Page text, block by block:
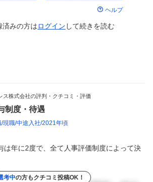
ヘルプ
済みの方はログイン して続きを読む
ス株式会社の評判・クチコミ・評価
制度・待遇
現職 中途入社 2021年頃
は年に2度で、全て人事評価制度によって決
考中の方もクチコミ投稿OK！